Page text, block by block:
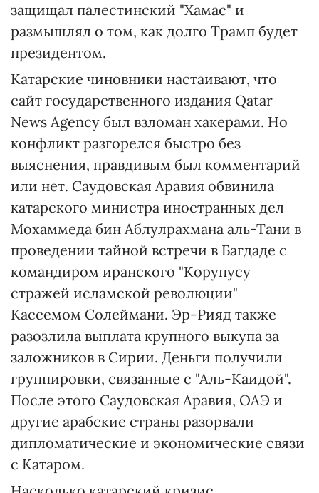
защищал палестинский "Хамас" и
размышлял о том, как долго Трамп будет
президентом.
Катарские чиновники настаивают, что
сайт государственного издания Qatar
News Agency был взломан хакерами. Но
конфликт разгорелся быстро без
выяснения, правдивым был комментарий
или нет. Саудовская Аравия обвинила
катарского министра иностранных дел
Мохаммеда бин Аблулрахмана аль-Тани в
проведении тайной встречи в Багдаде с
командиром иранского "Корупусу
стражей исламской революции"
Кассемом Солеймани. Эр-Рияд также
разозлила выплата крупного выкупа за
заложников в Сирии. Деньги получили
группировки, связанные с "Аль-Каидой".
После этого Саудовская Аравия, ОАЭ и
другие арабские страны разорвали
дипломатические и экономические связи
с Катаром.